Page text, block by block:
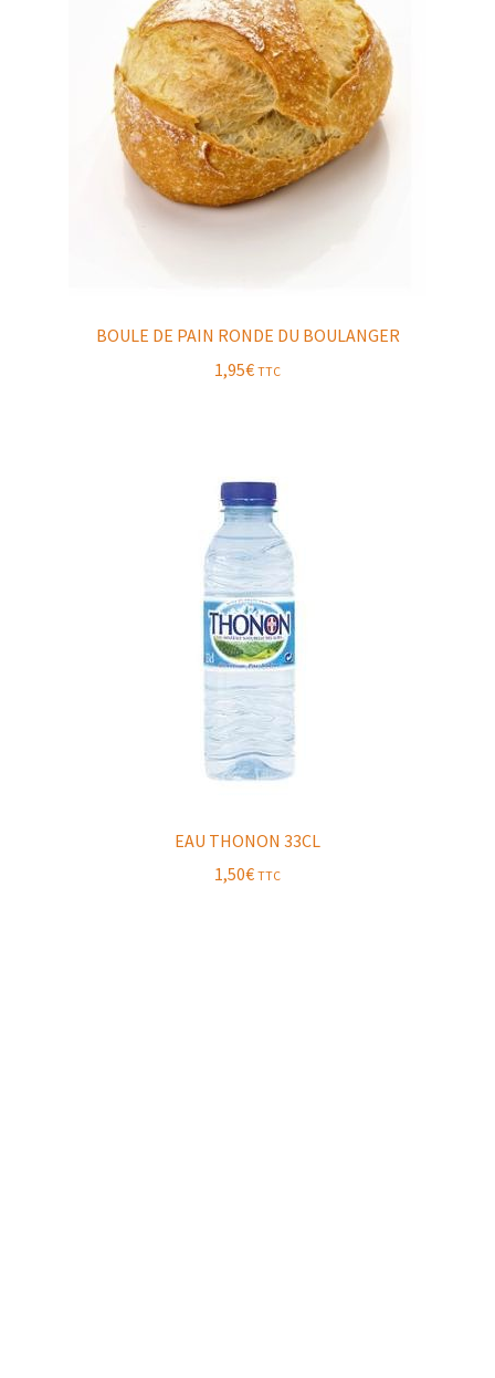
BOULE DE PAIN RONDE DU BOULANGER
1,95€ TTC
EAU THONON 33CL
1,50€ TTC